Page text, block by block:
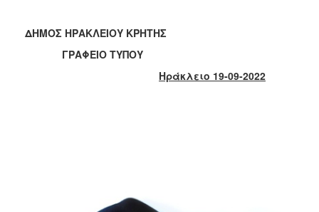
2019
2018
ΔΗΜΟΣ ΗΡΑΚΛΕΙΟΥ ΚΡΗΤΗΣ
ΓΡΑΦΕΙΟ ΤΥΠΟΥ
Ηράκλειο 19-09-2022